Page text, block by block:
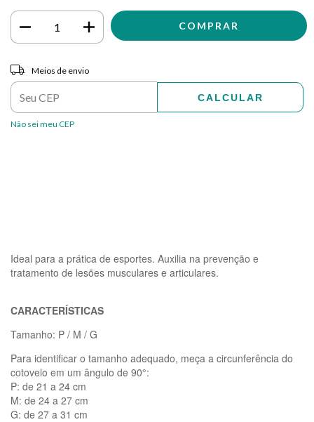
Entregas para o CEP:
Meios de envio
CALCULAR
Não sei meu CEP
Ideal para a prática de esportes. Auxilia na prevenção e
tratamento de lesões musculares e articulares.
CARACTERÍSTICAS
Tamanho: P / M / G
Para identificar o tamanho adequado, meça a circunferência do
cotovelo em um ângulo de 90°:
P: de 21 a 24 cm
M: de 24 a 27 cm
G: de 27 a 31 cm